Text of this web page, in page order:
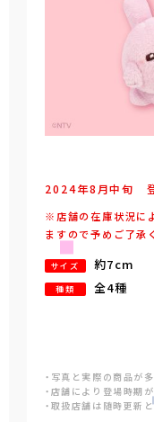
2024年8 月中旬
※店舗の在庫状況に
ますので予めご了承
サイズ 約7cm
種類 全4種
・写真と実際の商品が
・店舗により登場時期
・取扱店舗は随時更新